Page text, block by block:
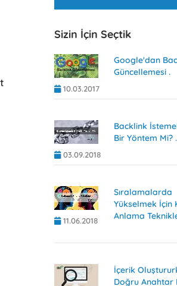
Sizin İçin Seçtik
10.03.2017
Google'dan
Güncellemesi .
03.09.2018
Backlink
Bir Yöntem Mi? .
11.06.2018
Sıralamalarda
Yükselmek İçin
Anlama
İçerik
Doğru Anahtar